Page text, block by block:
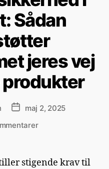
Sådan
jeres vej
maj 2, 2025
stigende krav til